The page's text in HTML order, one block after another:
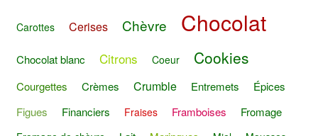
Carottes Cerises Chèvre Chocolat
Chocolat blanc Citrons Coeur Cookies
Courgettes Crèmes Crumble Entremets
Épices
Figues
Financiers Fraises Framboises Fromage